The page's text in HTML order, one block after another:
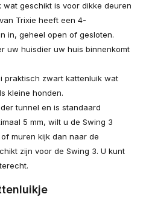
geschikt is voor dikke deuren
Trixie heeft een 4-
in, geheel open of gesloten.
uw huisdier uw huis binnenkomt
praktisch zwart kattenluik wat
kleine honden.
tunnel en is standaard
5 mm, wilt u de Swing 3
muren kijk dan naar de
zijn voor de Swing 3. U kunt